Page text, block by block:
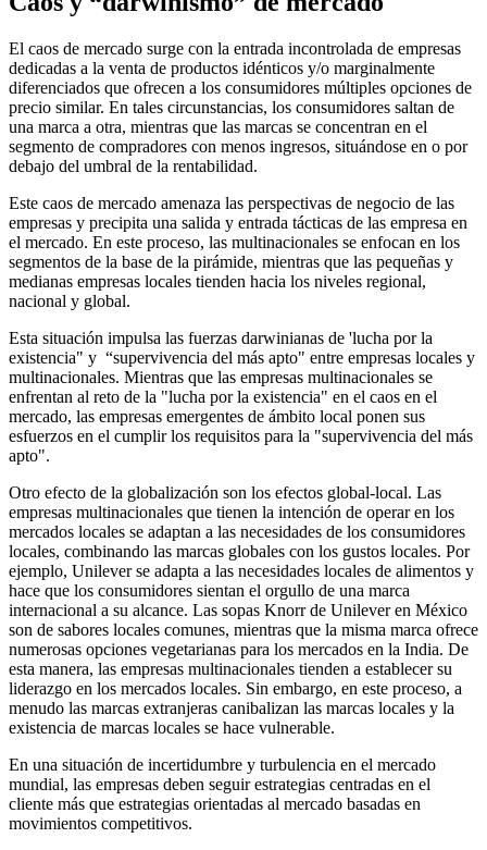
El caos de mercado surge con la entrada incontrolada de empresas
dedicadas a la venta de productos idénticos y/o marginalmente
diferenciados que ofrecen a los consumidores múltiples opciones de
precio similar. En tales circunstancias, los consumidores saltan de
una marca a otra, mientras que las marcas se concentran en el
segmento de compradores con menos ingresos, situándose en o por
debajo del umbral de la rentabilidad.
Este caos de mercado amenaza las perspectivas de negocio de las
empresas y precipita una salida y entrada tácticas de las empresa en
el mercado. En este proceso, las multinacionales se enfocan en los
segmentos de la base de la pirámide, mientras que las pequeñas y
medianas empresas locales tienden hacia los niveles regional,
nacional y global.
Esta situación impulsa las fuerzas darwinianas de 'lucha por la
existencia" y “supervivencia del más apto" entre empresas locales y
multinacionales. Mientras que las empresas multinacionales se
enfrentan al reto de la "lucha por la existencia" en el caos en el
mercado, las empresas emergentes de ámbito local ponen sus
esfuerzos en el cumplir los requisitos para la "supervivencia del más
apto".
Otro efecto de la globalización son los efectos global-local. Las
empresas multinacionales que tienen la intención de operar en los
mercados locales se adaptan a las necesidades de los consumidores
locales, combinando las marcas globales con los gustos locales. Por
ejemplo, Unilever se adapta a las necesidades locales de alimentos y
hace que los consumidores sientan el orgullo de una marca
internacional a su alcance. Las sopas Knorr de Unilever en México
son de sabores locales comunes, mientras que la misma marca ofrece
numerosas opciones vegetarianas para los mercados en la India. De
esta manera, las empresas multinacionales tienden a establecer su
liderazgo en los mercados locales. Sin embargo, en este proceso, a
menudo las marcas extranjeras canibalizan las marcas locales y la
existencia de marcas locales se hace vulnerable.
En una situación de incertidumbre y turbulencia en el mercado
mundial, las empresas deben seguir estrategias centradas en el
cliente más que estrategias orientadas al mercado basadas en
movimientos competitivos.